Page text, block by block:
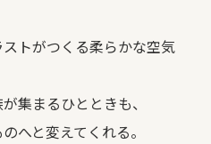
トがつくる柔らかな空気
集まるひとときも、
へと変えてくれる。